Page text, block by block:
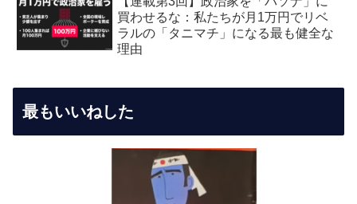
ィア編：虚飾の愛国者
買わせるな：私たちが月1万円でリベ
ラルの「タニマチ」になる最も健全な
理由
最もいいねした